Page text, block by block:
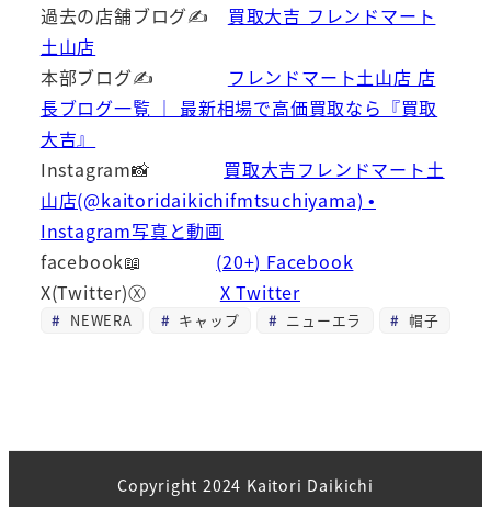
過去の店舗ブログ✍ 買取大吉 フレンドマート
土山店
本部ブログ✍ フレンドマート土山店 店
長ブログ一覧 ｜ 最新相場で高価買取なら『買取
大吉』
Instagram📸 買取大吉フレンドマート土
山店(@kaitoridaikichifmtsuchiyama) •
Instagram写真と動画
facebook📖 (20+) Facebook
X(Twitter)Ⓧ X Twitter
NEWERA キャップ ニューエラ 帽子
Copyright 2024 Kaitori Daikichi